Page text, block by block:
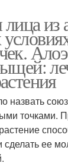
из
назвать
точками.
сделать ее